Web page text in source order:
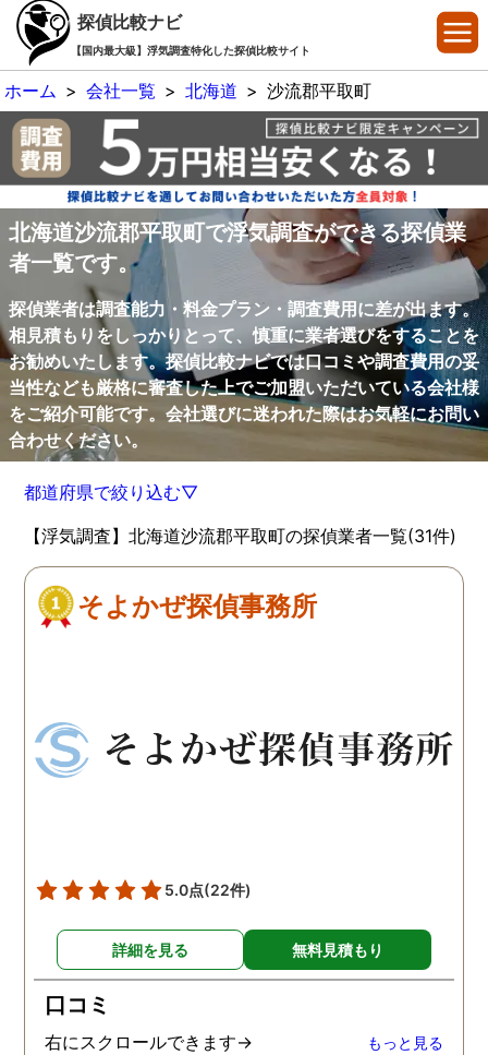
探偵比較ナビ
【国内最大級】浮気調査特化した探偵比較サイト
ホーム > 会社一覧 > 北海道 > 沙流郡平取町
北海道沙流郡平取町で浮気調査ができる探偵業
者一覧です。
探偵業者は調査能力・料金プラン・調査費用に差が出ます。
相見積もりをしっかりとって、慎重に業者選びをすることを
お勧めいたします。探偵比較ナビでは口コミや調査費用の妥
当性なども厳格に審査した上でご加盟いただいている会社様
をご紹介可能です。会社選びに迷われた際はお気軽にお問い
合わせください。
都道府県で絞り込む▽
【浮気調査】北海道沙流郡平取町の探偵業者一覧(31件)
そよかぜ探偵事務所
5.0点(22件)
詳細を見る 無料見積もり
口コミ
右にスクロールできます→ もっと見る